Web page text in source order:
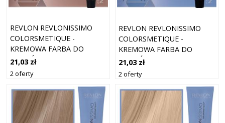
REVLON REVLONISSIMO
COLORSMETIQUE -
KREMOWA FARBA DO
WŁOSÓW, 60ML 6,24 |
CIEMNY OPALIZUJĄCY
KASZTANOWY BLOND
21,03 zł
2 oferty
REVLON REVLONISSIMO
COLORSMETIQUE -
KREMOWA FARBA DO
WŁOSÓW, 60ML 9,23 |
BARDZO JASNY
OPALIZUJĄCY ZŁOTY
BLOND
21,03 zł
2 oferty